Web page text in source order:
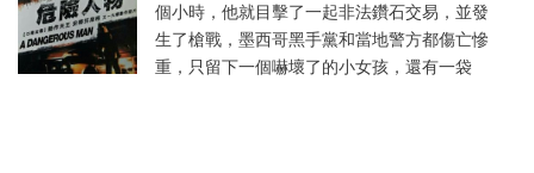
個小時，他就目擊了一起非法鑽石交易，並發
生了槍戰，墨西哥黑手黨和當地警方都傷亡慘
重，只留下一個嚇壞了的小女孩，還有一袋